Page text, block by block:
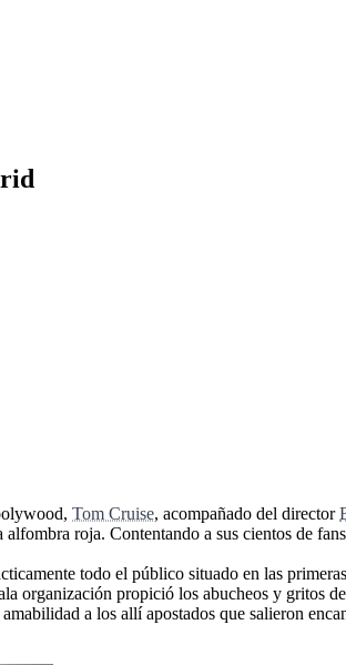
Tom Cruise, acompañado del director
roja. Contentando a sus cientos de
todo el público situado en las
organización propició los abucheos y gritos
a los allí apostados que salieron